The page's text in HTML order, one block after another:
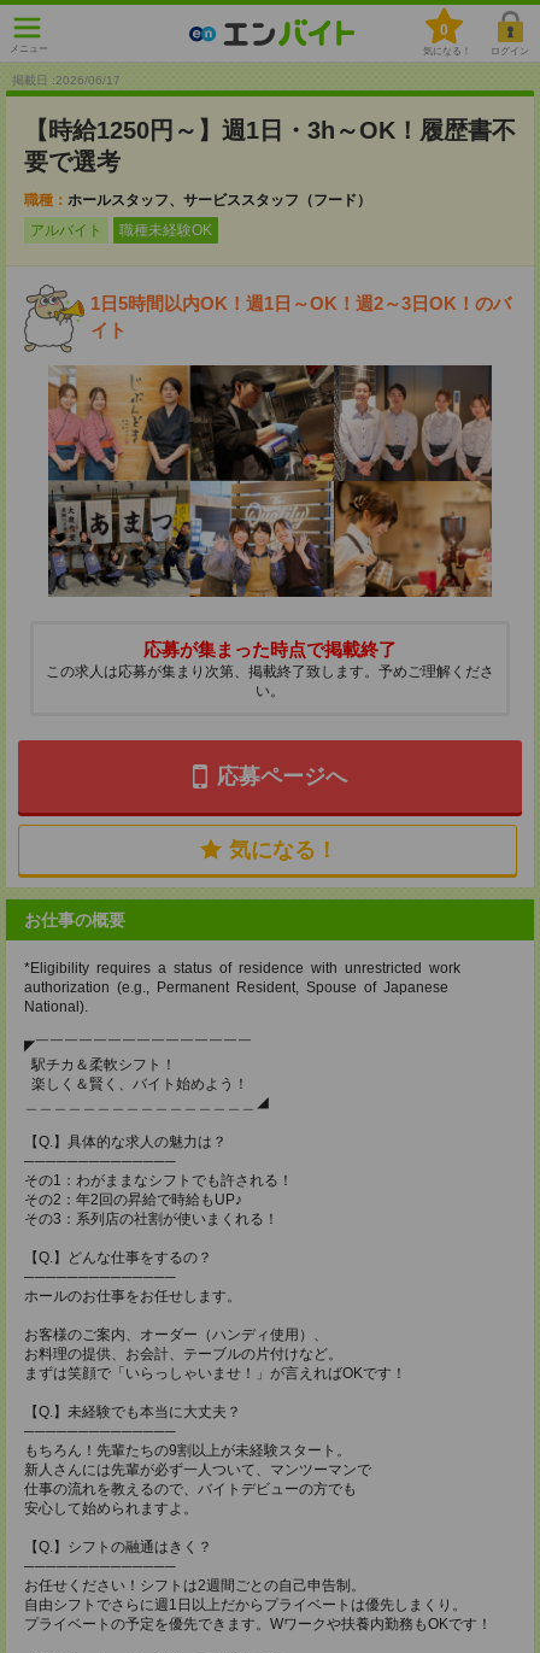
メニュー
0
気になる！ ログイン
掲載日 :2026/06/17
【時給1250円～】週1日・3h～OK！履歴書不
要で選考
職種： ホールスタッフ、サービススタッフ（フード）
アルバイト
職種未経験OK
1日5時間以内OK！週1日～OK！週2～3日OK！のバ
イト
応募が集まった時点で掲載終了
この求人は応募が集まり次第、掲載終了致します。予めご理解くださ
い。
応募ページへ
気になる！
お仕事の概要
*Eligibility requires a status of residence with unrestricted work
authorization (e.g., Permanent Resident, Spouse of Japanese
National).
◤￣￣￣￣￣￣￣￣￣￣￣￣￣￣￣
駅チカ＆柔軟シフト！
楽しく＆賢く、バイト始めよう！
＿＿＿＿＿＿＿＿＿＿＿＿＿＿＿＿◢
【Q.】具体的な求人の魅力は？
──────────────
その1：わがままなシフトでも許される！
その2：年2回の昇給で時給もUP♪
その3：系列店の社割が使いまくれる！
【Q.】どんな仕事をするの？
──────────────
ホールのお仕事をお任せします。
お客様のご案内、オーダー（ハンディ使用）、
お料理の提供、お会計、テーブルの片付けなど。
まずは笑顔で「いらっしゃいませ！」が言えればOKです！
【Q.】未経験でも本当に大丈夫？
──────────────
もちろん！先輩たちの9割以上が未経験スタート。
新人さんには先輩が必ず一人ついて、マンツーマンで
仕事の流れを教えるので、バイトデビューの方でも
安心して始められますよ。
【Q.】シフトの融通はきく？
──────────────
お任せください！シフトは2週間ごとの自己申告制。
自由シフトでさらに週1日以上だからプライベートは優先しまくり。
プライベートの予定を優先できます。Wワークや扶養内勤務もOKです！